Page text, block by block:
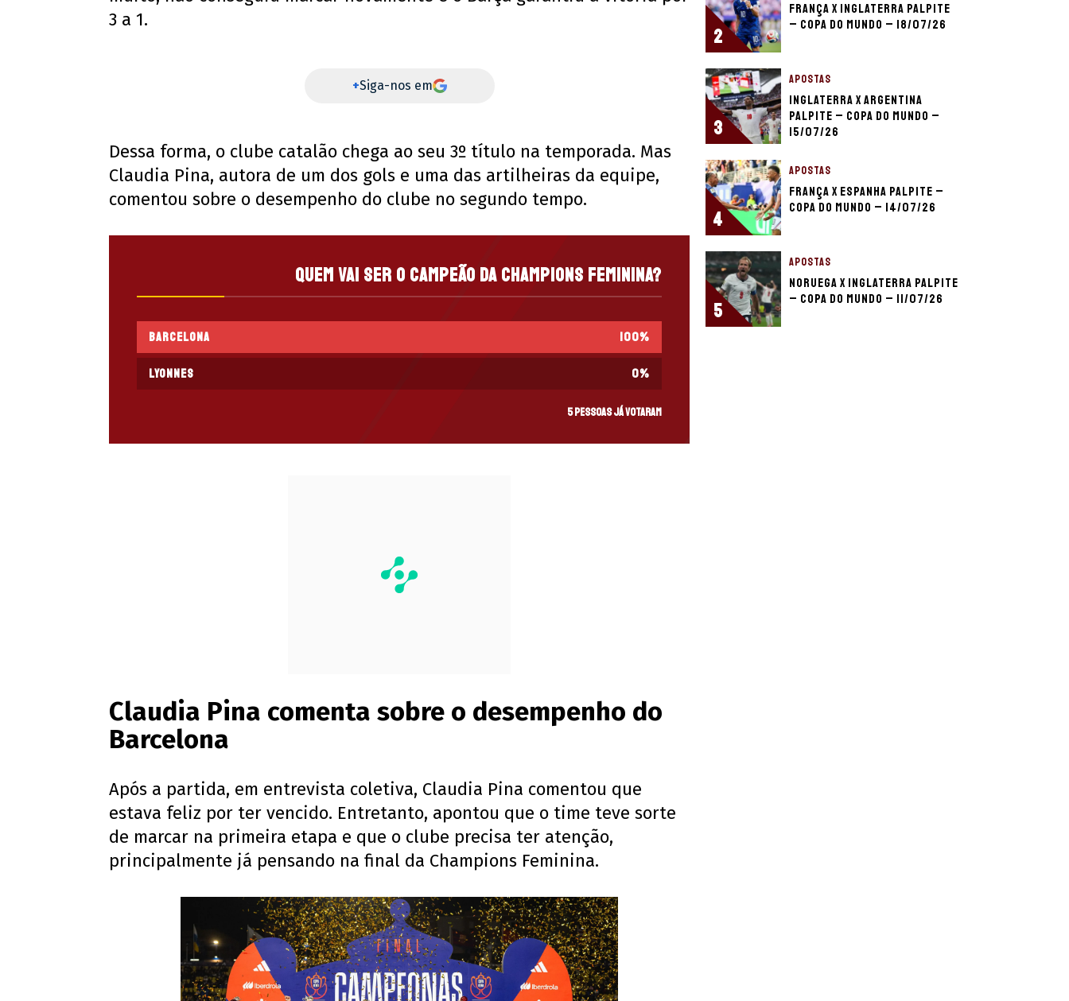
3 a 1.
+Siga-nos em
Dessa forma, o clube catalão chega ao seu 3º título na temporada. Mas
Claudia Pina, autora de um dos gols e uma das artilheiras da equipe,
comentou sobre o desempenho do clube no segundo tempo.
Quem vai ser o campeão da Champions Feminina?
Barcelona 100%
Lyonnes 0%
5 pessoas já votaram
Claudia Pina comenta sobre o desempenho do
Barcelona
Após a partida, em entrevista coletiva, Claudia Pina comentou que
estava feliz por ter vencido. Entretanto, apontou que o time teve sorte
de marcar na primeira etapa e que o clube precisa ter atenção,
principalmente já pensando na final da Champions Feminina.
2
França x Inglaterra palpite
– Copa do Mundo – 18/07/26
3
APOSTAS
Inglaterra x Argentina
palpite – Copa do Mundo –
15/07/26
4
APOSTAS
França x Espanha palpite –
Copa do Mundo – 14/07/26
5
APOSTAS
Noruega x Inglaterra palpite
– Copa do Mundo – 11/07/26